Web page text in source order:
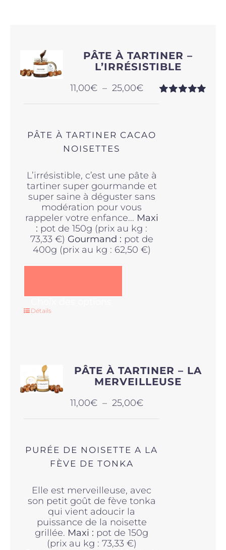
Click and collect
Cours
Offres
PÂTE À TARTINER –
L’IRRÉSISTIBLE
11,00€ – 25,00€Plage
à
25,00€
PÂTE À TARTINER CACAO
NOISETTES
L’irrésistible, c’est une pâte à
tartiner super gourmande et
super saine à déguster sans
modération pour vous
rappeler votre enfance... Maxi
: pot de 150g (prix au kg :
73,33 €) Gourmand : pot de
400g (prix au kg : 62,50 €)
options
peuvent
être
choisies
sur
la
produit
Détails
PÂTE À TARTINER – LA
MERVEILLEUSE
11,00€ – 25,00€Plage
à
25,00€
PURÉE DE NOISETTE A LA
FÈVE DE TONKA
Elle est merveilleuse, avec
son petit goût de fève tonka
qui vient adoucir la
puissance de la noisette
grillée. Maxi : pot de 150g
(prix au kg : 73,33 €)